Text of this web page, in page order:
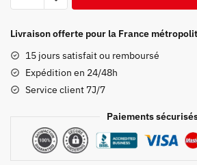
Demon
Hanafuda
Kimetsu
Livraison offerte pour la France
15 jours satisfait ou remboursé
Expédition en 24/48h
Service client 7J/7
Paiements